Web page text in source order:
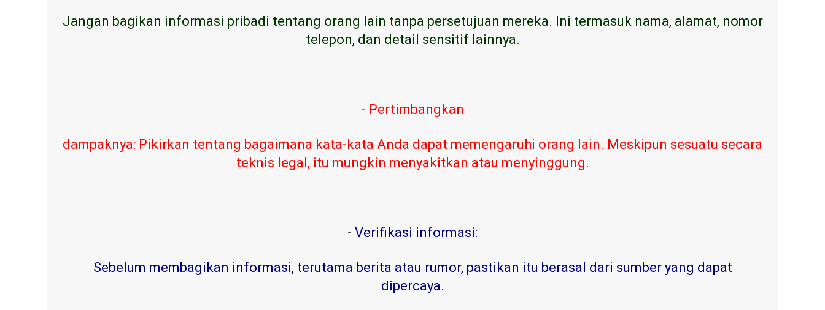
Jangan bagikan informasi pribadi tentang orang lain tanpa persetujuan mereka. Ini termasuk nama, alamat, nomor
telepon, dan detail sensitif lainnya.
- Pertimbangkan
dampaknya: Pikirkan tentang bagaimana kata-kata Anda dapat memengaruhi orang lain. Meskipun sesuatu secara
teknis legal, itu mungkin menyakitkan atau menyinggung.
- Verifikasi informasi:
Sebelum membagikan informasi, terutama berita atau rumor, pastikan itu berasal dari sumber yang dapat
dipercaya.